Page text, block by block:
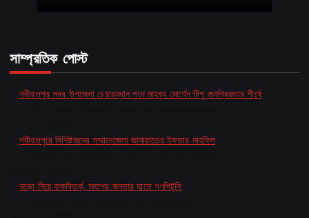
সাম্প্রতিক পোস্ট
শরীয়তপুর সদর উপজেলা চেয়ারম্যান পদে মাহবুব মোর্শেদ টিপু জনপ্রিয়তার শীর্ষে
শরীয়তপুরে বিশিষ্টজনের সম্মানেজেলা জামায়াতের ইফতার মাহফিল
ভাড়া নিয়ে বাকবিতর্ক, অতপর জনতার হাতে গণপিটুনি